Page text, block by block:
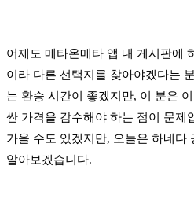
어제도 메타온메타 앱 내 게시판에
이라 다른 선택지를 찾아야겠다는
는 환승 시간이 좋겠지만, 이 분은
싼 가격을 감수해야 하는 점이 문제
가올 수도 있겠지만, 오늘은 하네다
알아보겠습니다.